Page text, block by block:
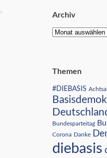
Archiv
Themen
#DIEBASIS
Bundesparteitag
Corona Danke
diebasis